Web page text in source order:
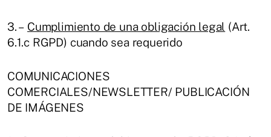
3. – Cumplimiento de una obligación legal (Art.
6.1.c RGPD) cuando sea requerido
COMUNICACIONES
COMERCIALES/NEWSLETTER/ PUBLICACIÓN
DE IMÁGENES